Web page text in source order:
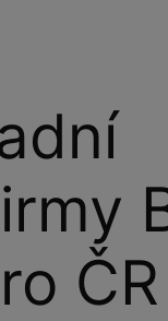
ČR